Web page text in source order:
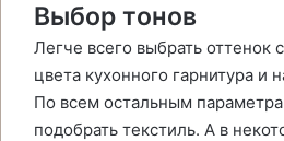
Bыбop тoнoв
Легче всего выбрать оттенок
цвета кухонного гарнитура и
По всем остальным
подобрать текстиль. А в